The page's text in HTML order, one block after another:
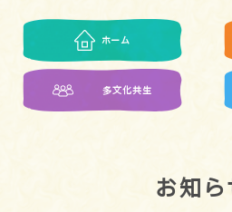
ホーム
多文化共生
お知ら